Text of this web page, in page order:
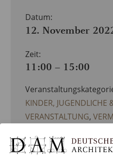
Datum:
12. November
Zeit:
11:00 – 15:00
KINDER, JUGENDLICHE
VERANSTALTUNG,
NICHTS NEUES,MEGA-